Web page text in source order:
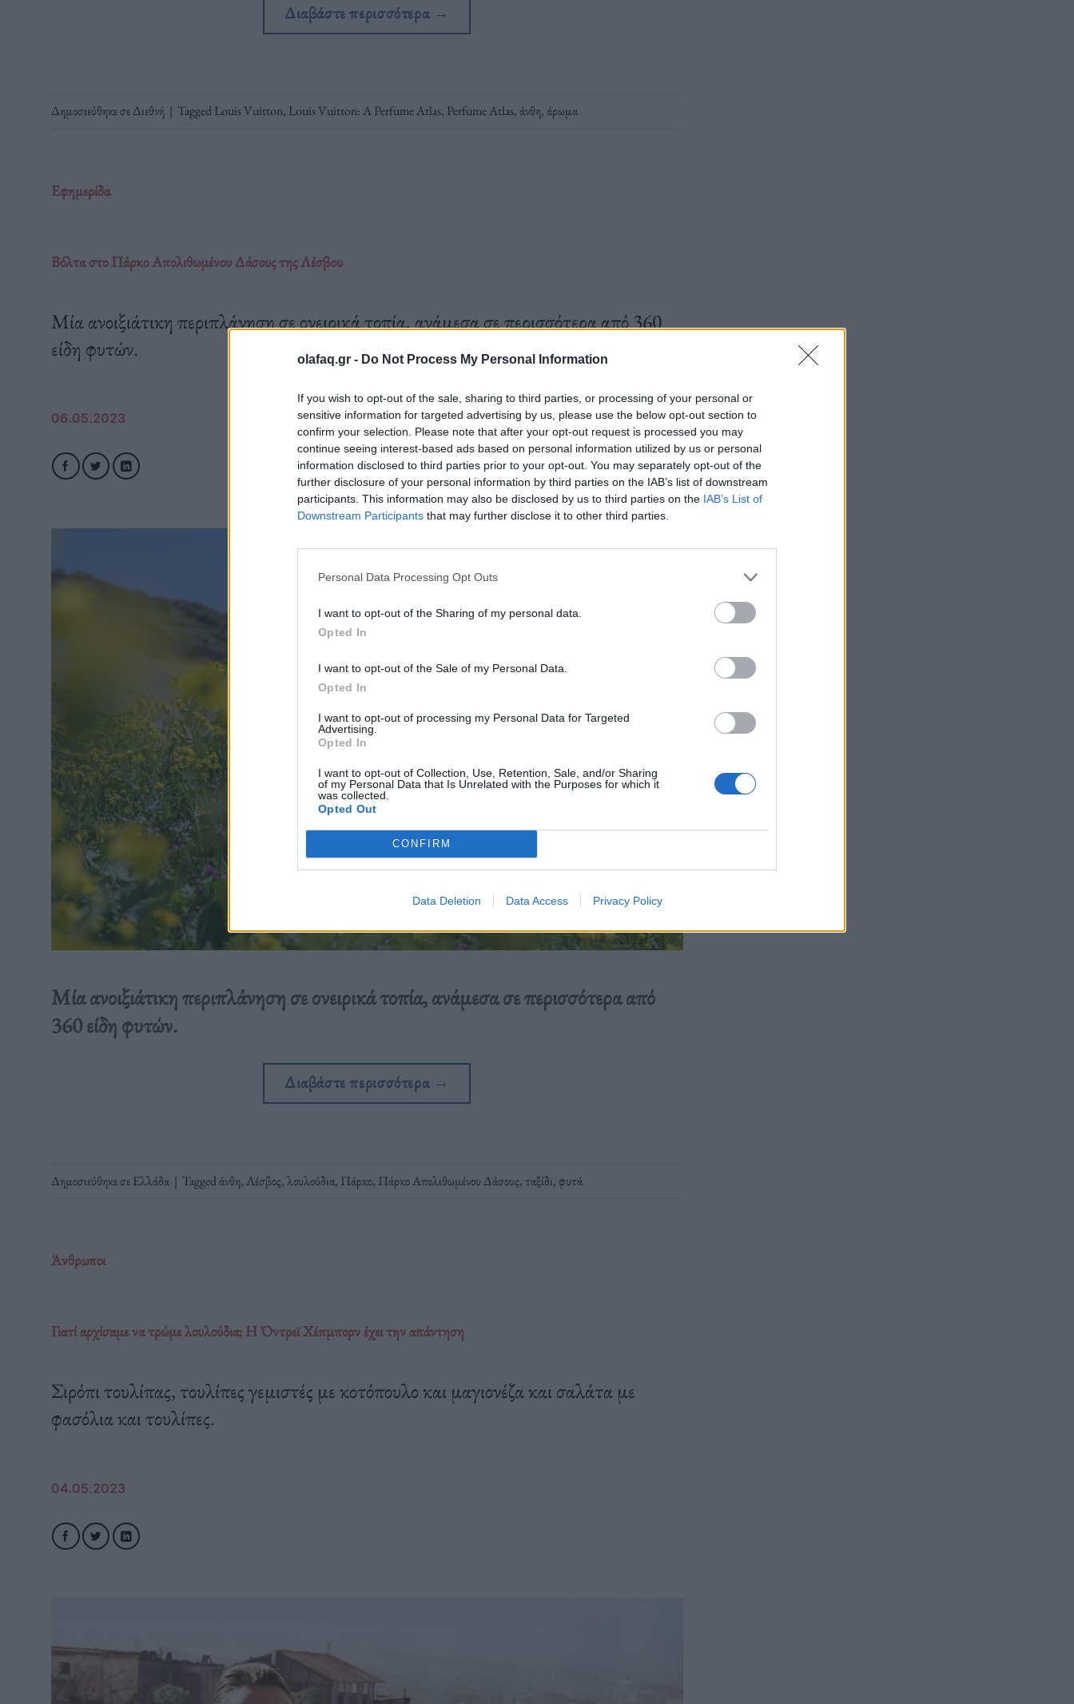
olafaq.gr - Do Not Process My Personal Information
If you wish to opt-out of the sale, sharing to third parties, or processing of your personal or
sensitive information for targeted advertising by us, please use the below opt-out section to
confirm your selection. Please note that after your opt-out request is processed you may
continue seeing interest-based ads based on personal information utilized by us or personal
information disclosed to third parties prior to your opt-out. You may separately opt-out of the
further disclosure of your personal information by third parties on the IAB’s list of downstream
participants. This information may also be disclosed by us to third parties on the IAB’s List of
Downstream Participants that may further disclose it to other third parties.
Personal Data Processing Opt Outs
I want to opt-out of the Sharing of my personal data.
Opted In
I want to opt-out of the Sale of my Personal Data.
Opted In
I want to opt-out of processing my Personal Data for Targeted
Advertising.
Opted In
I want to opt-out of Collection, Use, Retention, Sale, and/or Sharing
of my Personal Data that Is Unrelated with the Purposes for which it
was collected.
Opted Out
CONFIRM
Data Deletion Data Access Privacy Policy
Διαβάστε περισσότερα →
Δημοσιεύθηκε σεΔιεθνή | TaggedLouis Vuitton, Louis Vuitton: A Perfume Atlas, Perfume Atlas,άνθη,άρωμα
Εφημερίδα
Βόλτα στο Πάρκο Απολιθωμένου Δάσους της Λέσβου
Μία ανοιξιάτικη περιπλάνηση σε ονειρικά τοπία, ανάμεσα σε περισσότερα από 360
είδη φυτών.
06.05.2023
Μία ανοιξιάτικη περιπλάνηση σε ονειρικά τοπία, ανάμεσα σε περισσότερα από
360 είδη φυτών.
Διαβάστε περισσότερα →
Δημοσιεύθηκε σεΕλλάδα | Taggedάνθη,Λέσβος,λουλούδια, Πάρκο, Πάρκο Απολιθωμένου Δάσους,ταξίδι,φυτά
Άνθρωποι
Γιατί αρχίσαμε να τρώμε λουλούδια; Η Όντρεϊ Χέπμπορν έχει την απάντηση
Σιρόπι τουλίπας, τουλίπες γεμιστές με κοτόπουλο και μαγιονέζα και σαλάτα με
φασόλια και τουλίπες.
04.05.2023